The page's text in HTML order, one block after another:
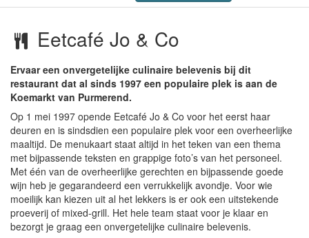
Eetcafé Jo & Co
Ervaar een onvergetelijke culinaire belevenis bij dit
restaurant dat al sinds 1997 een populaire plek is aan de
Koemarkt van Purmerend.
Op 1 mei 1997 opende Eetcafé Jo & Co voor het eerst haar
deuren en is sindsdien een populaire plek voor een overheerlijke
maaltijd. De menukaart staat altijd in het teken van een thema
met bijpassende teksten en grappige foto’s van het personeel.
Met één van de overheerlijke gerechten en bijpassende goede
wijn heb je gegarandeerd een verrukkelijk avondje. Voor wie
moeilijk kan kiezen uit al het lekkers is er ook een uitstekende
proeverij of mixed-grill. Het hele team staat voor je klaar en
bezorgt je graag een onvergetelijke culinaire belevenis.